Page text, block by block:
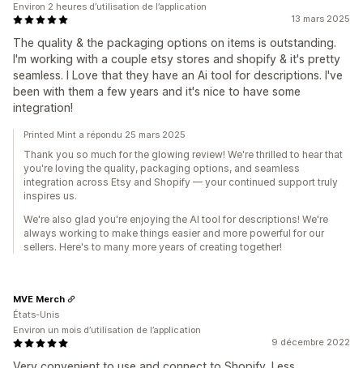
13 mars 2025
The quality & the packaging options on items is outstanding.
I'm working with a couple etsy stores and shopify & it's pretty
seamless. I Love that they have an Ai tool for descriptions. I've
been with them a few years and it's nice to have some
integration!
Environ 2 heures d’utilisation de l’application
Printed Mint a répondu 25 mars 2025
Thank you so much for the glowing review! We're thrilled to hear that
you're loving the quality, packaging options, and seamless
integration across Etsy and Shopify — your continued support truly
inspires us.
We're also glad you're enjoying the AI tool for descriptions! We're
always working to make things easier and more powerful for our
sellers. Here's to many more years of creating together!
9 décembre 2022
MVE Merch
États-Unis
Environ un mois d’utilisation de l’application